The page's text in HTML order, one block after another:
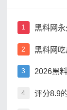
1 黑料网
2 黑料网
3 2026黑
4 评分8.9